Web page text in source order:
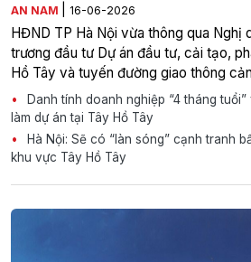
AN NAM 16-06-2026
HĐND TP Hà Nội vừa thông qua Nghị
trương đầu tư Dự án đầu tư, cải tạo,
Hồ Tây và tuyến đường giao thông
Danh tính doanh nghiệp “4 tháng
làm dự án tại Tây Hồ Tây
Hà Nội: Sẽ có “làn sóng” cạnh tranh
khu vực Tây Hồ Tây